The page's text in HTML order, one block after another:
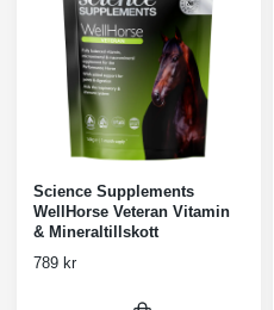
Science Supplements
WellHorse Veteran Vitamin
& Mineraltillskott
789 kr